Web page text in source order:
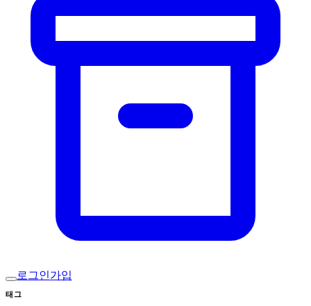
로그인가입
태그